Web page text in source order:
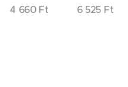
4 660Ft 6 525 Ft